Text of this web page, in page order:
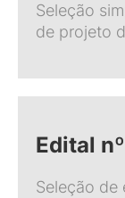
Seleção
de projeto
Edital
Seleção de